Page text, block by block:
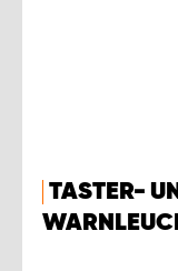
TASTER-